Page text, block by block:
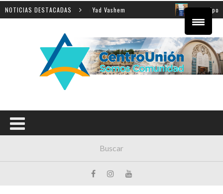
NOTICIAS DESTACADAS
de la Shoá en Yad Vashem El equipo